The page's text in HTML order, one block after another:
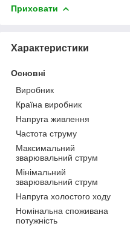
Приховати
Характеристики
Основні
Виробник
Країна виробник
Напруга живлення
Частота струму
Максимальний
зварювальний струм
Мінімальний
зварювальний струм
Напруга холостого ходу
Номінальна споживана
потужність